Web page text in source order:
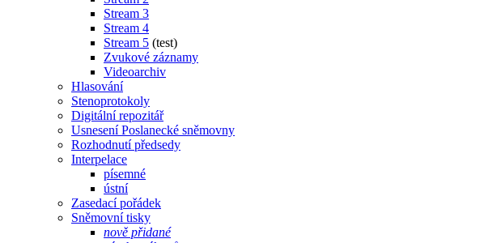
Stream 3
Stream 4
Stream 5 (test)
Zvukové záznamy
Videoarchiv
Hlasování
Stenoprotokoly
Digitální repozitář
Usnesení Poslanecké sněmovny
Rozhodnutí předsedy
Interpelace
písemné
ústní
Zasedací pořádek
Sněmovní tisky
nově přidané